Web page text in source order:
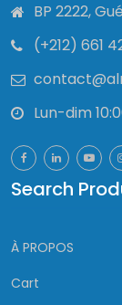
BP 2222,
(+212) 661
Lun-dim
Search
À PROPOS
Cart